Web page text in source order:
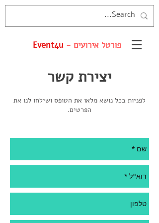
פורטל אירועים - Event4u
יצירת קשר
לפניות בכל נושא מלאו את הטופס ושילחו לנו את
הפרטים.